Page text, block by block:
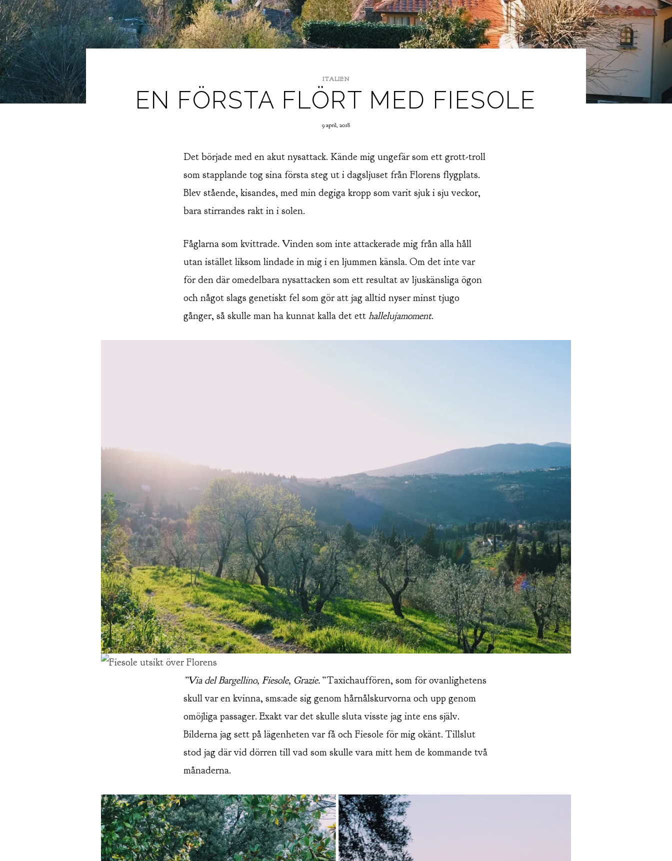
EN FÖRSTA FLÖRT MED FIESOLE
ITALIEN
9 april, 2018
Det började med en akut nysattack. Kände mig ungefär som ett grott-troll
som stapplande tog sina första steg ut i dagsljuset från Florens flygplats.
Blev stående, kisandes, med min degiga kropp som varit sjuk i sju veckor,
bara stirrandes rakt in i solen.
Fåglarna som kvittrade. Vinden som inte attackerade mig från alla håll
utan istället liksom lindade in mig i en ljummen känsla. Om det inte var
för den där omedelbara nysattacken som ett resultat av ljuskänsliga ögon
och något slags genetiskt fel som gör att jag alltid nyser minst tjugo
gånger, så skulle man ha kunnat kalla det ett hallelujamoment.
”Via del Bargellino, Fiesole, Grazie.”Taxichauffören, som för ovanlighetens
skull var en kvinna, sms:ade sig genom hårnålskurvorna och upp genom
omöjliga passager. Exakt var det skulle sluta visste jag inte ens själv.
Bilderna jag sett på lägenheten var få och Fiesole för mig okänt. Tillslut
stod jag där vid dörren till vad som skulle vara mitt hem de kommande två
månaderna.